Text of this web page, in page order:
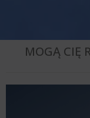
MOGĄ CIĘ